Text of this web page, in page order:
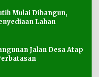
Mulai Dibangun,
Lahan
Jalan Desa Atap